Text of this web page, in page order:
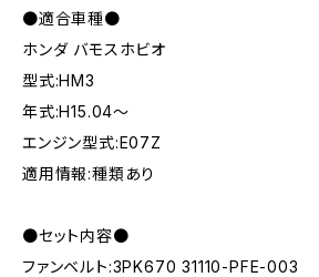
●適合車種●
ホンダ バモスホビオ
型式:HM3
年式:H15.04～
エンジン型式:E07Z
適用情報:種類あり
●セット内容●
ファンベルト:3PK670 31110-PFE-003